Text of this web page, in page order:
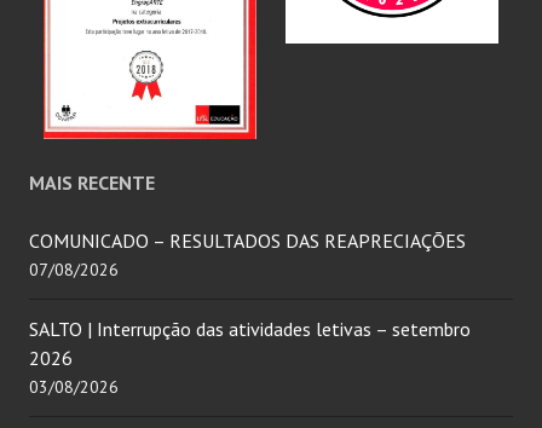
MAIS RECENTE
COMUNICADO – RESULTADOS DAS REAPRECIAÇÕES
07/08/2026
SALTO | Interrupção das atividades letivas – setembro
2026
03/08/2026